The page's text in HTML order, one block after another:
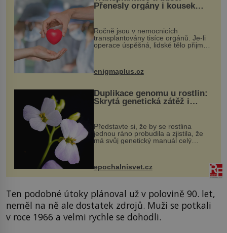
Přenesly orgány i kousek
Ročně jsou v nemocnicích
transplantovány tisíce orgánů. Je-li
operace úspěšná, lidské tělo přijme
enigmaplus.cz
Duplikace genomu u rostlin:
Skrytá genetická zátěž i
Představte si, že by se rostlina
jednou ráno probudila a zjistila, že
má svůj genetický manuál celý
vstupenka...
epochalnisvet.cz
Ten podobné útoky plánoval už v polovině 90. let,
neměl na ně ale dostatek zdrojů. Muži se potkali
v roce 1966 a velmi rychle se dohodli.